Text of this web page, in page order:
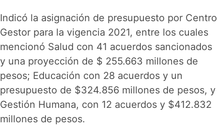
Indicó la asignación de presupuesto por Centro
Gestor para la vigencia 2021, entre los cuales
mencionó Salud con 41 acuerdos sancionados
y una proyección de $ 255.663 millones de
pesos; Educación con 28 acuerdos y un
presupuesto de $324.856 millones de pesos, y
Gestión Humana, con 12 acuerdos y $412.832
millones de pesos.